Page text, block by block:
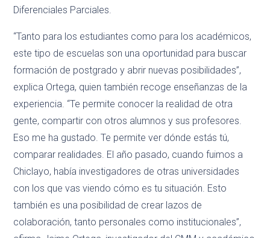
Diferenciales Parciales.
“Tanto para los estudiantes como para los académicos,
este tipo de escuelas son una oportunidad para buscar
formación de postgrado y abrir nuevas posibilidades”,
explica Ortega, quien también recoge enseñanzas de la
experiencia. “Te permite conocer la realidad de otra
gente, compartir con otros alumnos y sus profesores.
Eso me ha gustado. Te permite ver dónde estás tú,
comparar realidades. El año pasado, cuando fuimos a
Chiclayo, había investigadores de otras universidades
con los que vas viendo cómo es tu situación. Esto
también es una posibilidad de crear lazos de
colaboración, tanto personales como institucionales”,